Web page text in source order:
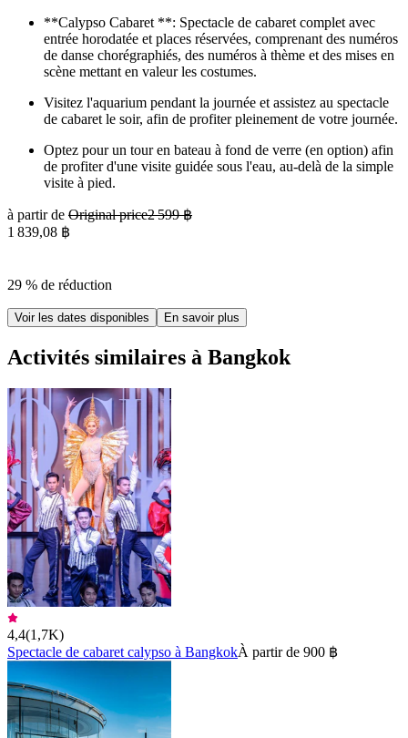
**Calypso Cabaret **: Spectacle de cabaret complet avec
entrée horodatée et places réservées, comprenant des numéros
de danse chorégraphiés, des numéros à thème et des mises en
scène mettant en valeur les costumes.
Visitez l'aquarium pendant la journée et assistez au spectacle
de cabaret le soir, afin de profiter pleinement de votre journée.
Optez pour un tour en bateau à fond de verre (en option) afin
de profiter d'une visite guidée sous l'eau, au-delà de la simple
visite à pied.
à partir de Original price2 599 ฿
1 839,08 ฿
29 % de réduction
Voir les dates disponibles En savoir plus
Activités similaires à Bangkok
4,4(1,7K)
Spectacle de cabaret calypso à BangkokÀ partir de 900 ฿